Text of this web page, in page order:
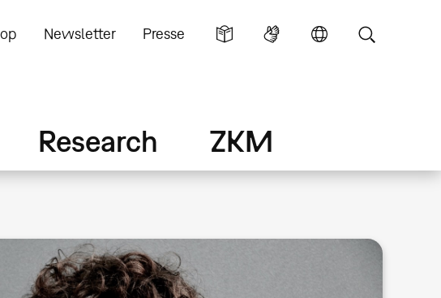
Newsletter Presse
Research ZKM